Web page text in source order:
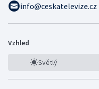
info@ceskatelevize.cz
Vzhled
Světlý